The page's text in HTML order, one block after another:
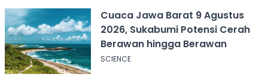
Cuaca Jawa Barat 9 Agustus
2026, Sukabumi Potensi Cerah
Berawan hingga Berawan
SCIENCE